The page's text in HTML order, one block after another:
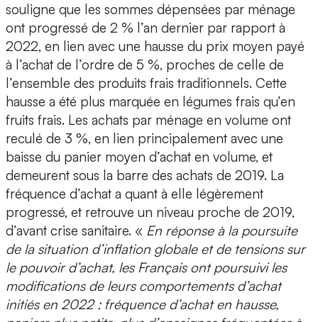
souligne que les sommes dépensées par ménage
ont progressé de 2 % l’an dernier par rapport à
2022, en lien avec une hausse du prix moyen payé
à l’achat de l’ordre de 5 %, proches de celle de
l’ensemble des produits frais traditionnels. Cette
hausse a été plus marquée en légumes frais qu’en
fruits frais. Les achats par ménage en volume ont
reculé de 3 %, en lien principalement avec une
baisse du panier moyen d’achat en volume, et
demeurent sous la barre des achats de 2019. La
fréquence d’achat a quant à elle légèrement
progressé, et retrouve un niveau proche de 2019,
d’avant crise sanitaire. « En réponse à la poursuite
de la situation d’inflation globale et de tensions sur
le pouvoir d’achat, les Français ont poursuivi les
modifications de leurs comportements d’achat
initiés en 2022 : fréquence d’achat en hausse,